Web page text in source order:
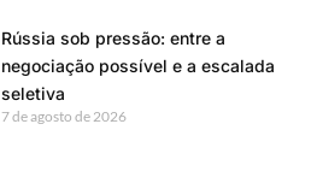
Rússia sob pressão: entre a
negociação possível e a escalada
seletiva
7 de agosto de 2026